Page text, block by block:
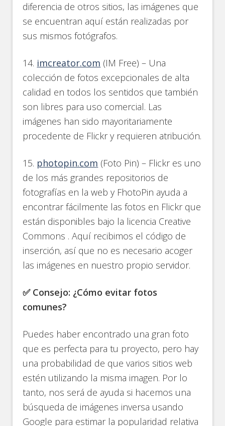
diferencia de otros sitios, las imágenes que
se encuentran aquí están realizadas por
sus mismos fotógrafos.
14. imcreator.com (IM Free) – Una
colección de fotos excepcionales de alta
calidad en todos los sentidos que también
son libres para uso comercial. Las
imágenes han sido mayoritariamente
procedente de Flickr y requieren atribución.
15. photopin.com (Foto Pin) – Flickr es uno
de los más grandes repositorios de
fotografías en la web y FhotoPin ayuda a
encontrar fácilmente las fotos en Flickr que
están disponibles bajo la licencia Creative
Commons . Aquí recibimos el código de
inserción, así que no es necesario acoger
las imágenes en nuestro propio servidor.
✅ Consejo: ¿Cómo evitar fotos
comunes?
Puedes haber encontrado una gran foto
que es perfecta para tu proyecto, pero hay
una probabilidad de que varios sitios web
estén utilizando la misma imagen. Por lo
tanto, nos será de ayuda si hacemos una
búsqueda de imágenes inversa usando
Google para estimar la popularidad relativa